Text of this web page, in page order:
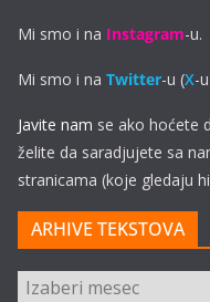
Mi smo i na Instagram-u.
Mi smo i na Twitter-u (X-
Javite nam se ako hoćete
želite da saradjujete sa
stranicama (koje gledaju
ARHIVE TEKSTOVA
ARHIVE